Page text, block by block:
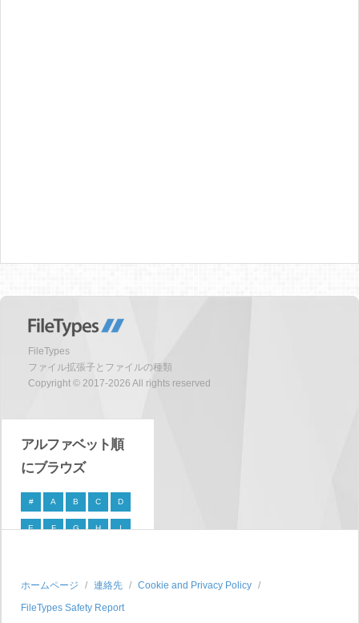
FileTypes
ファイル拡張子とファイルの種類
Copyright © 2017-2026 All rights reserved
アルファベット順
にブラウズ
# A B C D
E F G H I
P Q R S
T U V W X
ホームページ 連絡先
Cookie and Privacy Policy
FileTypes Safety Report